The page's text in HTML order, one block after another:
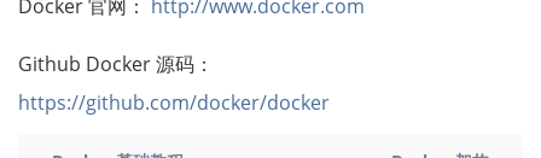
Docker 官网： http://www.docker.com
Github Docker 源码：
https://github.com/docker/docker